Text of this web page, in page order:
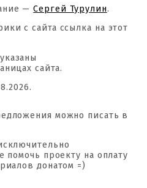
—Сергей Турулин.
с сайта ссылка на этот
сайта.
можно писать в
помочь проекту на оплату
донатом =)